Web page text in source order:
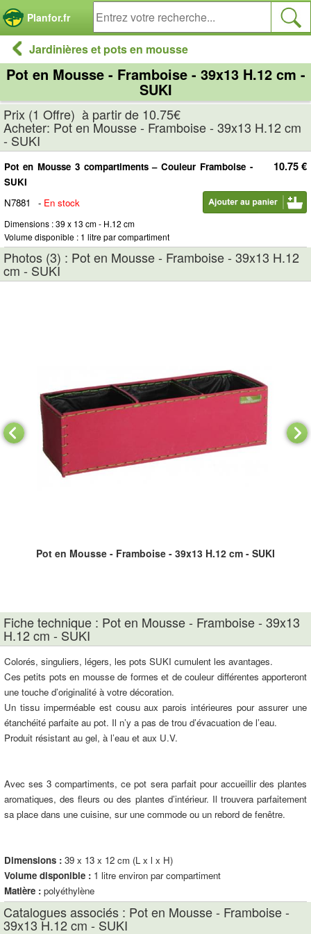
Planfor.fr
Jardinières et pots en mousse
Pot en Mousse - Framboise - 39x13 H.12 cm -
SUKI
Prix (1 Offre) à partir de 10.75€
Acheter: Pot en Mousse - Framboise - 39x13 H.12 cm
- SUKI
10.75 €
Pot en Mousse 3 compartiments – Couleur Framboise -
SUKI
N7881
- En stock
Dimensions : 39 x 13 cm - H.12 cm
Volume disponible : 1 litre par compartiment
Photos (3) : Pot en Mousse - Framboise - 39x13 H.12
cm - SUKI
Pot en Mousse - Framboise - 39x13 H.12 cm - SUKI
Fiche technique : Pot en Mousse - Framboise - 39x13
H.12 cm - SUKI
Colorés, singuliers, légers, les pots SUKI cumulent les avantages.
Ces petits pots en mousse de formes et de couleur différentes apporteront
une touche d’originalité à votre décoration.
Un tissu imperméable est cousu aux parois intérieures pour assurer une
étanchéité parfaite au pot. Il n’y a pas de trou d’évacuation de l’eau.
Produit résistant au gel, à l’eau et aux U.V.
Avec ses 3 compartiments, ce pot sera parfait pour accueillir des plantes
aromatiques, des fleurs ou des plantes d’intérieur. Il trouvera parfaitement
sa place dans une cuisine, sur une commode ou un rebord de fenêtre.
Dimensions : 39 x 13 x 12 cm (L x l x H)
Volume disponible : 1 litre environ par compartiment
Matière : polyéthylène
Catalogues associés : Pot en Mousse - Framboise -
39x13 H.12 cm - SUKI
Panneau de gestion des cookies